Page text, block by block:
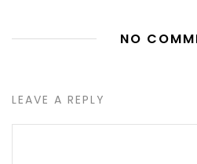
NO
LEAVE A REPLY